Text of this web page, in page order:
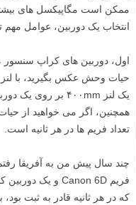
ممکن است مگاپیکسل های
انتخاب یک دوربین، عوامل مهم
اول، دوربین های کراپ سنسور
حیات وحش عکس بگیرید، با لنز
همچنین، اگر می خواهید از
تعداد فریم ها در هر ثانیه است.
چند سال پیش من به آفریقا